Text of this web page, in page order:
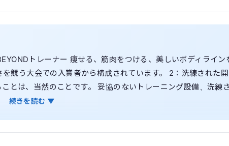
トレーナー 痩せる、筋肉をつける、美しいボディライン
競う大会での入賞者から構成されています。 2：洗練された開
とは、当然のことです。 妥協のないトレーニング設備、洗練
ただいております。 3：ストレスフリーな食事管理 しっかり
続きを読む ▼